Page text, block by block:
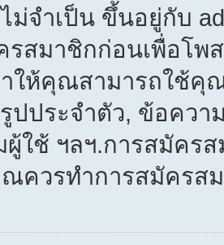
ม่จำเป็น ขึ้นอยู่กับ
สมาชิกก่อนเพื่อโพ
ให้คุณสามารถใช้คุ
ปประจำตัว, ข้อคว
ผู้ใช้ ฯลฯ.การสมัคร
ควรทำการสมัครส